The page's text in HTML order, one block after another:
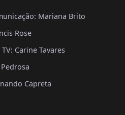
Mariana Brito
Rose
Carine Tavares
Capreta